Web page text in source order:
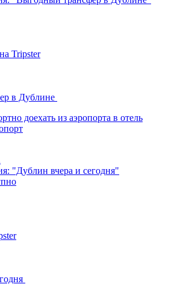
в Дублине
доехать из аэропорта в отель